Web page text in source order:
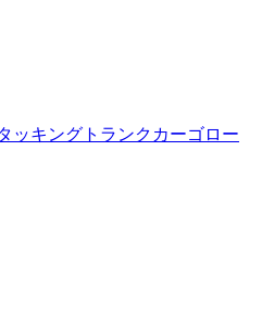
ッキングトランクカーゴロー